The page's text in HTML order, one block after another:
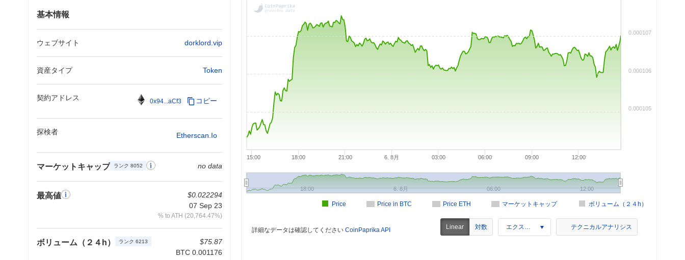
基本情報
ウェブサイト dorklord.vip
資産タイプ Token
契約アドレス 0x94...aCf3 コピー
探検者 Etherscan.io
マーケットキャップ ランク 8052 no data
最高値
$0.022294
07 Sep 23
% to ATH (20,764.47%)
ボリューム（２４h） ランク 6213
$75.87
BTC 0.001176
Price in BTC Price ETH マーケットキャップ ボリューム（２４h）
Price
15:00 18:00 21:00 6. 8月 03:00 06:00 09:00 12:00
18:00 6. 8月 06:00 12:00
0.000105
0.000106
0.000107
詳細なデータは確認してください CoinPaprika API Linear 対数 エクスポート テクニカルアナリシス